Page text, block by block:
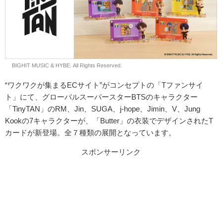
© BIGHIT MUSIC & HYBE. All Rights Reserved.
“ワクワクが集まるECサイト”がコンセプトの「Tファンサイ
ト」にて、グローバルスーパースターBTSのキャラクター
「TinyTAN」のRM、Jin、SUGA、j-hope、Jimin、V、Jung
Kookの7キャラクターが、「Butter」の衣装でデザインされたT
カードが新登場。全７種類の展開となっています。
スポンサーリンク